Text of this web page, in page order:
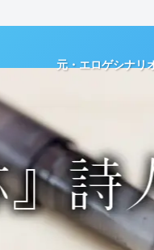
元・エロゲシナリ